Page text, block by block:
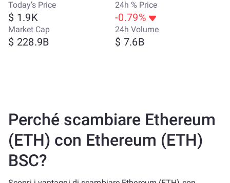
Today’s Price
$ 1.9K
24h % Price
-0.79%
Market Cap
$ 228.9B
24h Volume
$ 7.6B
Perché scambiare Ethereum
(ETH) con Ethereum (ETH)
BSC?